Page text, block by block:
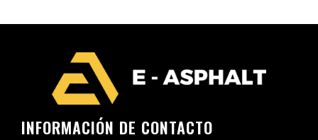
INFORMACIÓN DE CONTACTO